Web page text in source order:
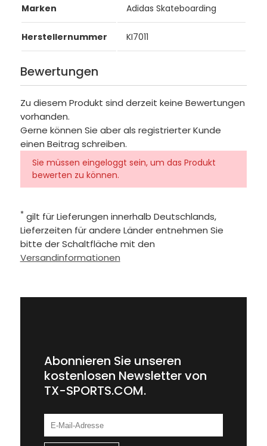
Marken Adidas Skateboarding
Herstellernummer KI7011
Bewertungen
Zu diesem Produkt sind derzeit keine Bewertungen
vorhanden.
Gerne können Sie aber als registrierter Kunde
einen Beitrag schreiben.
Sie müssen eingeloggt sein, um das Produkt
bewerten zu können.
* gilt für Lieferungen innerhalb Deutschlands,
Lieferzeiten für andere Länder entnehmen Sie
bitte der Schaltfläche mit den
Versandinformationen
Abonnieren Sie unseren
kostenlosen Newsletter von
TX-SPORTS.COM.